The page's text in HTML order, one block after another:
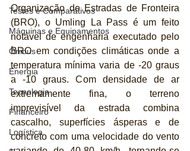
Testes e Comparativos
Máquinas e Equipamentos
Ônibus
Energia
Tecnologia
Financeiro
Logística
Organização de Estradas de Fronteira
(BRO), o Umling La Pass é um feito
notável de engenharia executado pelo
BRO em condições climáticas onde a
temperatura mínima varia de -20 graus
a -10 graus. Com densidade de ar
extremamente fina, o terreno
imprevisível da estrada combina
cascalho, superfícies ásperas e de
concreto com uma velocidade do vento